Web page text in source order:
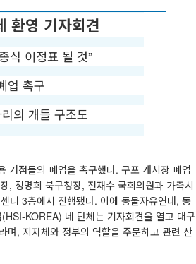
환영 기자회견
식 이정표 될 것”
업 촉구
의 개들 구조도
거점들의 폐업을 촉구했다. 구포 개시장 폐업
, 정명희 북구청장, 전재수 국회의원과 가축시
센터3층에서 진행됐다. 이에 동물자유연대,동
(HSI-KOREA) 네 단체는 기자회견을 열고 대구
며,지자체와 정부의 역할을 주문하고 관련 산